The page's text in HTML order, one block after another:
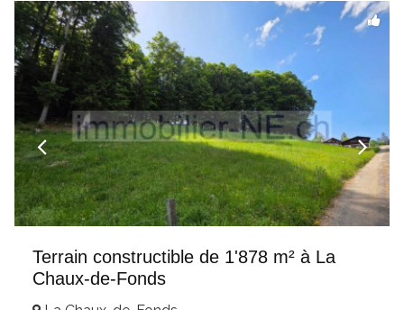
Terrain constructible de 1'878 m² à La
Chaux-de-Fonds